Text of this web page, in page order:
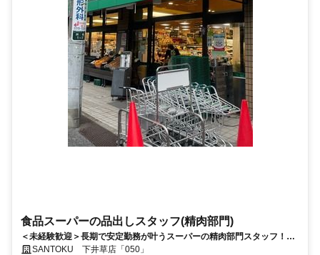
食品スーパーの品出しスタッフ(精肉部門)
＜未経験歓迎＞長期で安定勤務が叶うスーパーの精肉部門スタッフ！扶
養内・ＷワークOK！幅広い年代活躍中
SANTOKU 下井草店「050」